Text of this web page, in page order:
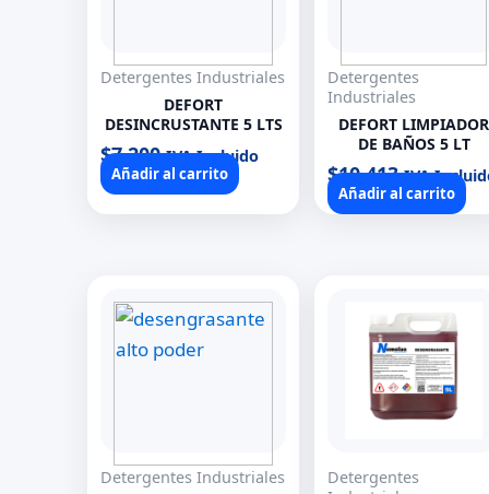
Detergentes Industriales
DEFORT
DESINCRUSTANTE 5 LTS
$7.200 IVA Incluido
Añadir al carrito
Detergentes
Industriales
DEFORT LIMPIADOR
DE BAÑOS 5 LT
$10.413 IVA
Añadir al carrito
Detergentes Industriales
Detergentes